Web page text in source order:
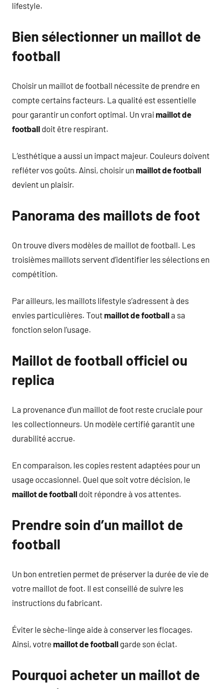
lifestyle.
Bien sélectionner un maillot de
football
Choisir un maillot de football nécessite de prendre en
compte certains facteurs. La qualité est essentielle
pour garantir un confort optimal. Un vrai maillot de
football doit être respirant.
L’esthétique a aussi un impact majeur. Couleurs doivent
refléter vos goûts. Ainsi, choisir un maillot de football
devient un plaisir.
Panorama des maillots de foot
On trouve divers modèles de maillot de football. Les
troisièmes maillots servent d’identifier les sélections en
compétition.
Par ailleurs, les maillots lifestyle s’adressent à des
envies particulières. Toutmaillot de footballa sa
fonction selon l’usage.
Maillot de football officiel ou
replica
La provenance d’un maillot de foot reste cruciale pour
les collectionneurs. Un modèle certifié garantit une
durabilité accrue.
En comparaison, les copies restent adaptées pour un
usage occasionnel. Quel que soit votre décision, le
maillot de football doit répondre à vos attentes.
Prendre soin d’un maillot de
football
Un bon entretien permet de préserver la durée de vie de
votre maillot de foot. Il est conseillé de suivre les
instructions du fabricant.
Éviter le sèche-linge aide à conserver les flocages.
Ainsi, votre maillot de football garde son éclat.
Pourquoi acheter un maillot de